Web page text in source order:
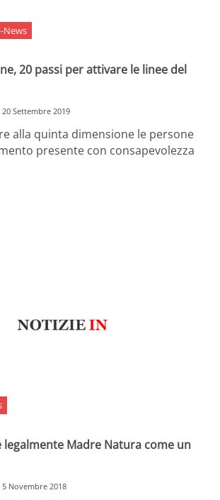
News
20 passi per attivare le linee del
20 Settembre 2019
alla quinta dimensione le persone
presente con consapevolezza
legalmente Madre Natura come un
5 Novembre 2018